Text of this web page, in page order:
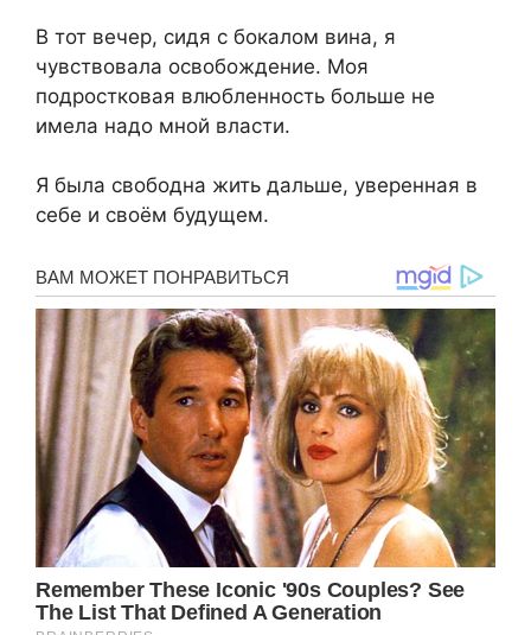
В тот вечер, сидя с бокалом вина, я
чувствовала освобождение. Моя
подростковая влюбленность больше не
имела надо мной власти.
Я была свободна жить дальше, уверенная в
себе и своём будущем.